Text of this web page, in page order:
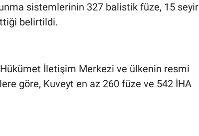
sistemlerinin 327 balistik füze, 15 seyir
belirtildi.
İletişim Merkezi ve ülkenin resmi
göre, Kuveyt en az 260 füze ve 542 İHA